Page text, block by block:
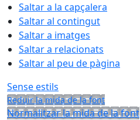
Saltar a la capçalera
Saltar al contingut
Saltar a imatges
Saltar a relacionats
Saltar al peu de pàgina
Sense estils
Reduir la mida de la font
Normalitzar la mida de la font